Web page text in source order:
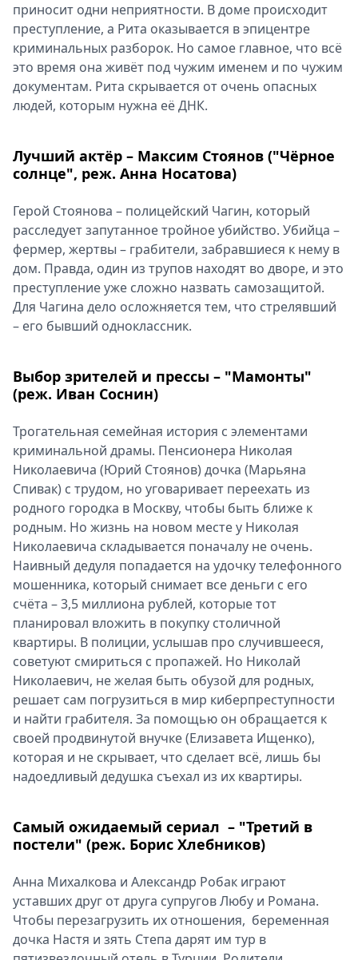
приносит одни неприятности. В доме происходит
преступление, а Рита оказывается в эпицентре
криминальных разборок. Но самое главное, что всё
это время она живёт под чужим именем и по чужим
документам. Рита скрывается от очень опасных
людей, которым нужна её ДНК.
Лучший актёр – Максим Стоянов ("Чёрное
солнце", реж. Анна Носатова)
Герой Стоянова – полицейский Чагин, который
расследует запутанное тройное убийство. Убийца –
фермер, жертвы – грабители, забравшиеся к нему в
дом. Правда, один из трупов находят во дворе, и это
преступление уже сложно назвать самозащитой.
Для Чагина дело осложняется тем, что стрелявший
– его бывший одноклассник.
Выбор зрителей и прессы – "Мамонты"
(реж. Иван Соснин)
Трогательная семейная история с элементами
криминальной драмы. Пенсионера Николая
Николаевича (Юрий Стоянов) дочка (Марьяна
Спивак) с трудом, но уговаривает переехать из
родного городка в Москву, чтобы быть ближе к
родным. Но жизнь на новом месте у Николая
Николаевича складывается поначалу не очень.
Наивный дедуля попадается на удочку телефонного
мошенника, который снимает все деньги с его
счёта – 3,5 миллиона рублей, которые тот
планировал вложить в покупку столичной
квартиры. В полиции, услышав про случившееся,
советуют смириться с пропажей. Но Николай
Николаевич, не желая быть обузой для родных,
решает сам погрузиться в мир киберпреступности
и найти грабителя. За помощью он обращается к
своей продвинутой внучке (Елизавета Ищенко),
которая и не скрывает, что сделает всё, лишь бы
надоедливый дедушка съехал из их квартиры.
Самый ожидаемый сериал – "Третий в
постели" (реж. Борис Хлебников)
Анна Михалкова и Александр Робак играют
уставших друг от друга супругов Любу и Романа.
Чтобы перезагрузить их отношения, беременная
дочка Настя и зять Степа дарят им тур в